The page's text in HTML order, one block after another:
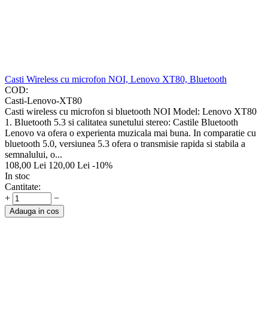
Casti Wireless cu microfon NOI, Lenovo XT80, Bluetooth
COD:
Casti-Lenovo-XT80
Casti wireless cu microfon si bluetooth NOI Model: Lenovo XT80
1. Bluetooth 5.3 si calitatea sunetului stereo: Castile Bluetooth
Lenovo va ofera o experienta muzicala mai buna. In comparatie cu
bluetooth 5.0, versiunea 5.3 ofera o transmisie rapida si stabila a
semnalului, o...
108,00 Lei 120,00 Lei -10%
In stoc
Cantitate:
+
−
Adauga in cos